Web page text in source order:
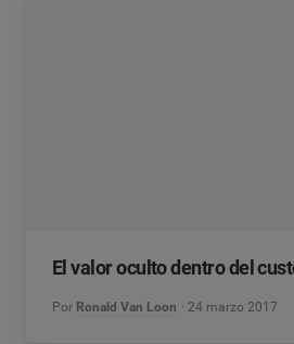
El valor oculto dentro del
Por Ronald Van Loon 24 marzo 2017